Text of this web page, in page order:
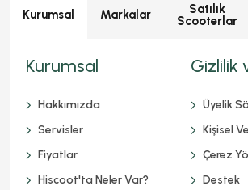
Kurumsal Markalar
Satılık
Scooterlar
Kurumsal
Hakkımızda
Servisler
Fiyatlar
Hiscoot'ta Neler Var?
Gizlilik
Üyelik
Kişisel
Çerez
Destek